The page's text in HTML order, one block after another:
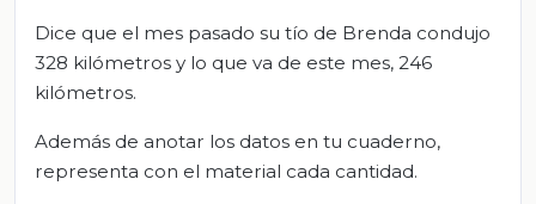
Dice que el mes pasado su tío de Brenda condujo
328 kilómetros y lo que va de este mes, 246
kilómetros.
Además de anotar los datos en tu cuaderno,
representa con el material cada cantidad.